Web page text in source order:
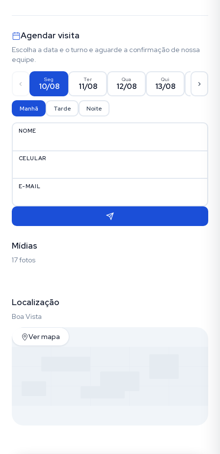
Agendar visita
Escolha a data e o turno e aguarde a confirmação de nossa
equipe.
Seg
10/08
Ter
11/08
Qua
12/08
Qui
13/08 14/08
Manhã Tarde Noite
NOME
CELULAR
E-MAIL
Mídias
17 fotos
Localização
Boa Vista
Ver mapa